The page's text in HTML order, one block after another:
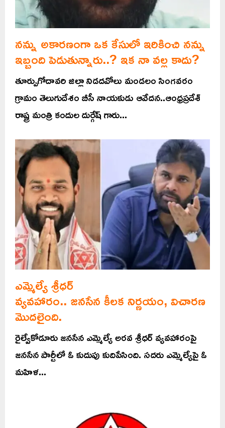
నన్ను అకారణంగా ఒక కేసులో ఇరికించి నన్ను
ఇబ్బంది పెడుతున్నారు..? ఇక నా వల్ల కాదు?
తూర్పుగోదావరి జిల్లా నిడదవోలు మండలం సింగవరం
గ్రామం తెలుగుదేశం బీసీ నాయకుడు ఆవేదన..ఆంధ్రప్రదేశ్
రాష్ట్ర మంత్రి కందుల దుర్గేష్ గారు...
ఎమ్మెల్యే శ్రీధర్
వ్యవహారం.. జనసేన కీలక నిర్ణయం, విచారణ
మొదలైంది.
రైల్వేకోడూరు జనసేన ఎమ్మెల్యే అరవ శ్రీధర్ వ్యవహారంపై
జనసేన పార్టీలో ఓ కుదుపు కుదిపేసింది. సదరు ఎమ్మెల్యేపై ఓ
మహిళ...